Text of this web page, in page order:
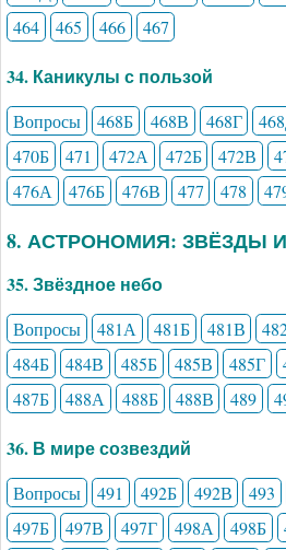
464
465 466 467
34. Каникулы с пользой
Вопросы 468Б 468В 468Г
470Б
471 472А 472Б 472В
476А
476Б 476В 477 478
8. АСТРОНОМИЯ: ЗВЁЗДЫ
35. Звёздное небо
Вопросы 481А 481Б 481В
484Б
484В 485Б 485В 485Г
487Б
488А 488Б 488В 489
36. В мире созвездий
Вопросы 491 492Б 492В 493
497Б
497В 497Г 498А 498Б